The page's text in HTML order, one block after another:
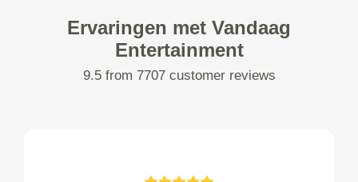
Ervaringen met Vandaag
Entertainment
9.5 from 7707 customer reviews